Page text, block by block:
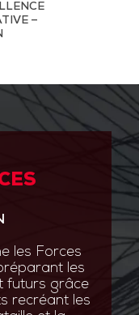
–
les Forces
les
futurs grâce
recréant les